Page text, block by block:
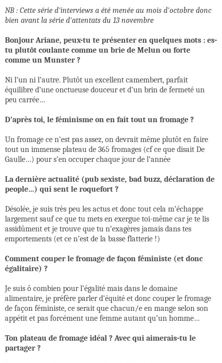
NB : Cette série d'interviews a été menée au mois d'octobre donc
bien avant la série d'attentats du 13 novembre
Bonjour Ariane, peux-tu te présenter en quelques mots : es-
tu plutôt coulante comme un brie de Melun ou forte
comme un Munster ?
Ni l’un ni l’autre. Plutôt un excellent camembert, parfait
équilibre d’une onctueuse douceur et d’un brin de fermeté un
peu carrée…
D’après toi, le féminisme on en fait tout un fromage ?
Un fromage ce n’est pas assez, on devrait même plutôt en faire
tout un immense plateau de 365 fromages (cf ce que disait De
Gaulle…) pour s’en occuper chaque jour de l’année
La dernière actualité (pub sexiste, bad buzz, déclaration de
people…) qui sent le roquefort ?
Désolée, je suis très peu les actus et donc tout cela m’échappe
largement sauf ce que tu mets en exergue toi-même car je te lis
assidûment et je trouve que tu n’exagères jamais dans tes
emportements (et ce n’est de la basse flatterie !)
Comment couper le fromage de façon féministe (et donc
égalitaire) ?
Je suis ô combien pour l’égalité mais dans le domaine
alimentaire, je préfère parler d’équité et donc couper le fromage
de façon féministe, ce serait que chacun/e en mange selon son
appétit et pas forcément une femme autant qu’un homme…
Ton plateau de fromage idéal ? Avec qui aimerais-tu le
partager ?